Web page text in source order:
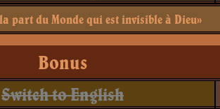
part du Monde qui est invisible à Dieu»
Bonus
Switch to English